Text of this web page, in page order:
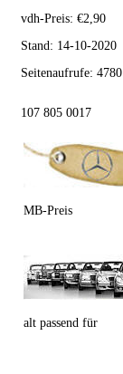
vdh-Preis: €2,90
Stand: 14-10-2020
Seitenaufrufe: 4780
107 805 0017
MB-Preis
alt passend für